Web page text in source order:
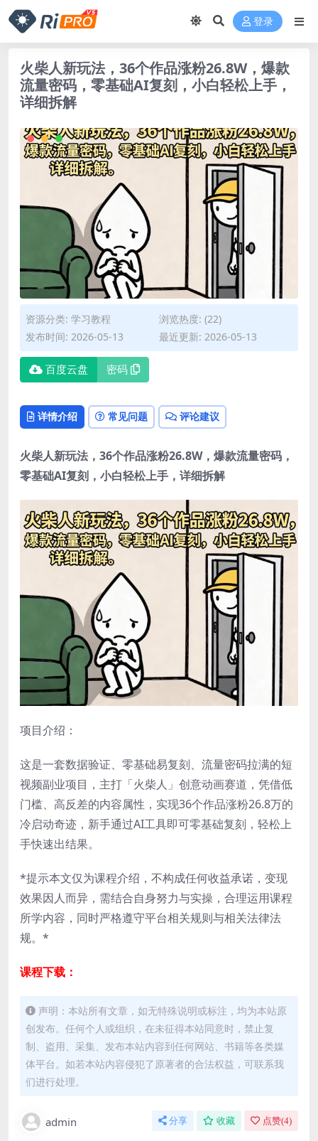
登录
火柴人新玩法，36个作品涨粉26.8W，爆款
流量密码，零基础AI复刻，小白轻松上手，
详细拆解
资源分类: 学习教程
浏览热度: (22)
发布时间: 2026-05-13
最近更新: 2026-05-13
百度云盘 密码
详情介绍 常见问题 评论建议
火柴人新玩法，36个作品涨粉26.8W，爆款流量密码，
零基础AI复刻，小白轻松上手，详细拆解
项目介绍：
这是一套数据验证、零基础易复刻、流量密码拉满的短
视频副业项目，主打「火柴人」创意动画赛道，凭借低
门槛、高反差的内容属性，实现36个作品涨粉26.8万的
冷启动奇迹，新手通过AI工具即可零基础复刻，轻松上
手快速出结果。
*提示本文仅为课程介绍，不构成任何收益承诺，变现
效果因人而异，需结合自身努力与实操，合理运用课程
所学内容，同时严格遵守平台相关规则与相关法律法
规。*
课程下载：
声明：本站所有文章，如无特殊说明或标注，均为本站原
创发布。任何个人或组织，在未征得本站同意时，禁止复
制、盗用、采集、发布本站内容到任何网站、书籍等各类媒
体平台。如若本站内容侵犯了原著者的合法权益，可联系我
们进行处理。
admin 分享 收藏 点赞(4)